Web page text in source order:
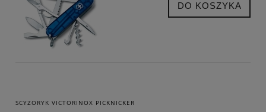
DO KOSZYKA
SCYZORYK VICTORINOX PICKNICKER